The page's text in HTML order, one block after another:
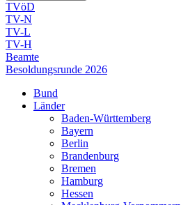
TVöD
TV-N
TV-L
TV-H
Beamte
Besoldungsrunde 2026
Bund
Länder
Baden-Württemberg
Bayern
Berlin
Brandenburg
Bremen
Hamburg
Hessen